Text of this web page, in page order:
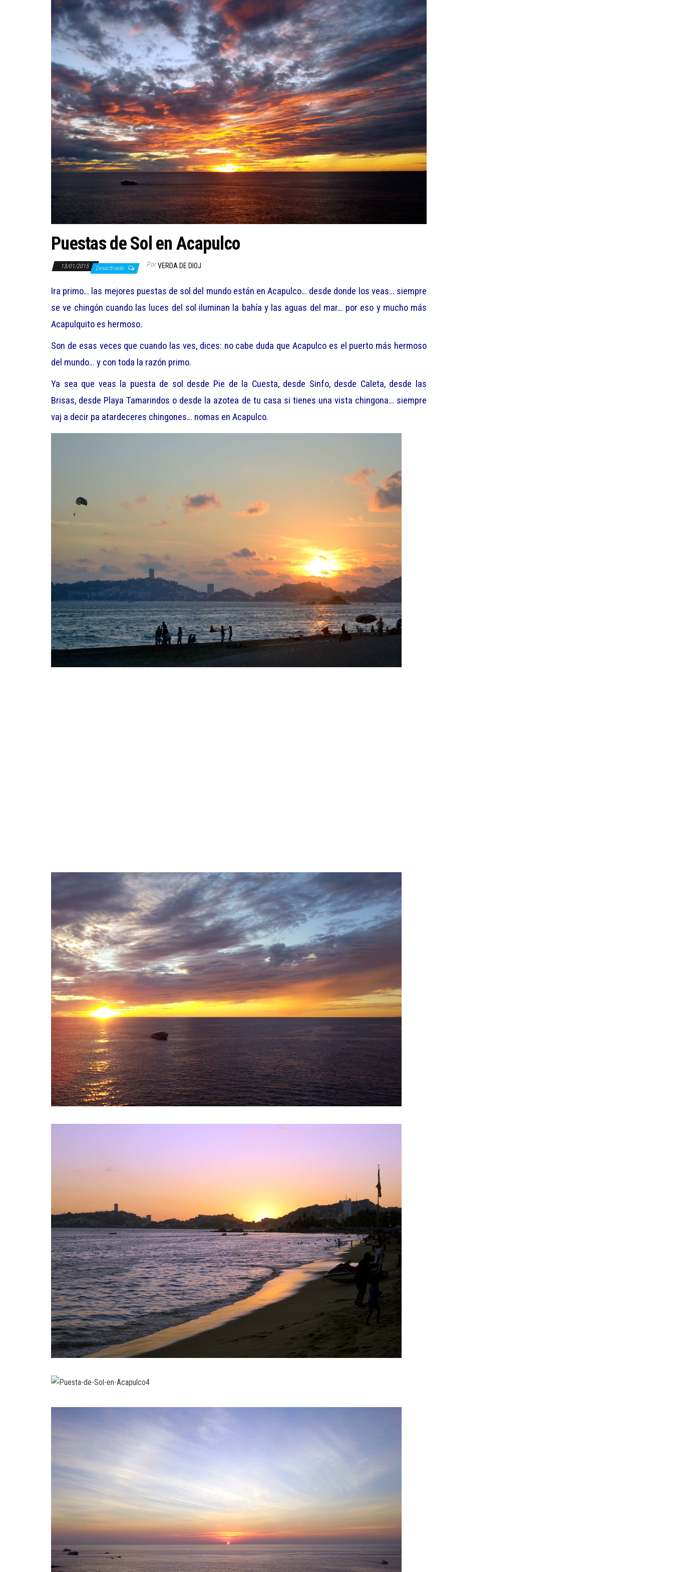
Puestas de Sol en Acapulco
13/01/2015 Desactivado Por VERDA DE DIOJ
Ira primo… las mejores puestas de sol del mundo están en Acapulco… desde donde los veas… siempre
se ve chingón cuando las luces del sol iluminan la bahía y las aguas del mar… por eso y mucho más
Acapulquito es hermoso.
Son de esas veces que cuando las ves, dices: no cabe duda que Acapulco es el puerto más hermoso
del mundo… y con toda la razón primo.
Ya sea que veas la puesta de sol desde Pie de la Cuesta, desde Sinfo, desde Caleta, desde las
Brisas, desde Playa Tamarindos o desde la azotea de tu casa si tienes una vista chingona… siempre
vaj a decir pa atardeceres chingones… nomas en Acapulco.